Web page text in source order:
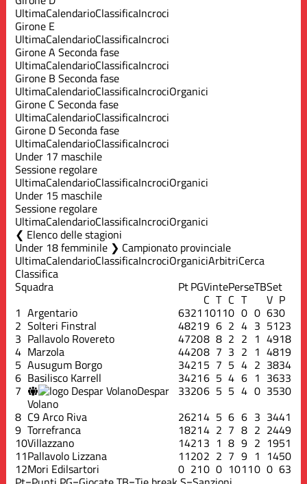
UltimaCalendarioClassificaIncroci
Girone E
UltimaCalendarioClassificaIncroci
Girone A Seconda fase
UltimaCalendarioClassificaIncroci
Girone B Seconda fase
UltimaCalendarioClassificaIncrociOrganici
Girone C Seconda fase
UltimaCalendarioClassificaIncroci
Girone D Seconda fase
UltimaCalendarioClassificaIncroci
Under 17 maschile
Sessione regolare
UltimaCalendarioClassificaIncrociOrganici
Under 15 maschile
Sessione regolare
UltimaCalendarioClassificaIncrociOrganici
Elenco delle stagioni
Under 18 femminile ❯ Campionato provinciale
UltimaCalendarioClassificaIncrociOrganiciArbitriCerca
Classifica
Squadra PtPGVintePerseTBSet
C T C T V P
1 Argentario 6321 10110 0 0 630
2 Solteri Finstral 48219 6 2 4 3 5123
3 Pallavolo Rovereto 47208 8 2 2 1 4918
4 Marzola 44208 7 3 2 1 4819
5 Ausugum Borgo 34215 7 5 4 2 3834
6 Basilisco Karrell 34216 5 4 6 1 3633
7 Despar
Volano
33206 5 5 4 0 3530
8 C9 Arco Riva 26214 5 6 6 3 3441
9 Torrefranca 18214 2 7 8 2 2449
10Villazzano 14213 1 8 9 2 1951
11Pallavolo Lizzana 11202 2 7 9 1 1450
12Mori Edilsartori 0 210 0 10110 0 63